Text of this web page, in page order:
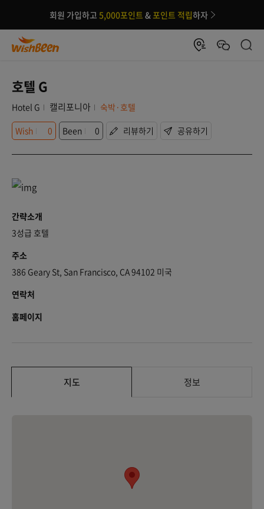
회원 가입하고 5,000포인트 &포인트 적립하자
호텔 G
Hotel G 캘리포니아
숙박·호텔
Wish
0 Been 0 리뷰하기 공유하기
간략소개
3성급 호텔
주소
386 Geary St, San Francisco, CA 94102 미국
연락처
홈페이지
지도 정보